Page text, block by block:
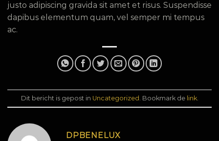
justo adipiscing gravida sit amet et risus. Suspendisse
dapibus elementum quam, vel semper mi tempus
ac.
Dit bericht is gepost in Uncategorized . Bookmark de link.
DPBENELUX